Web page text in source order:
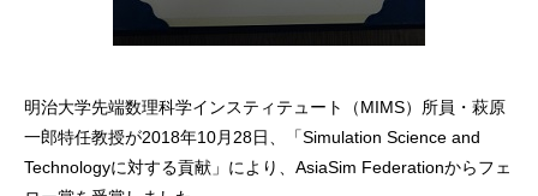
明治大学先端数理科学インスティテュート（MIMS）所員・萩原
一郎特任教授が2018年10月28日、「Simulation Science and
Technologyに対する貢献」により、AsiaSim Federationからフェ